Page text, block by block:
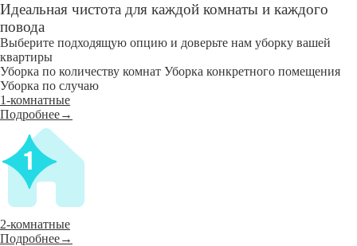
Идеальная чистота для каждой комнаты и каждого
повода
Выберите подходящую опцию и доверьте нам уборку вашей
квартиры
Уборка по количеству комнат Уборка конкретного помещения
Уборка по случаю
1-комнатные
Подробнее→
2-комнатные
Подробнее→